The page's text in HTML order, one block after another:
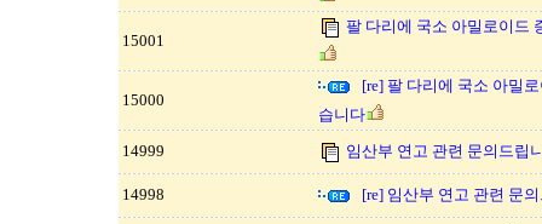
15001
팔 다리에 국소 아밀로이드
15000
[re] 팔 다리에 국소 아밀
습니다
14999
임산부 연고 관련 문의드립
14998 [re] 임산부 연고 관련 문